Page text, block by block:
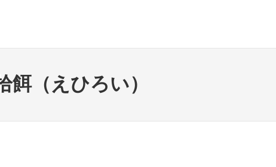
餌（えひろい）